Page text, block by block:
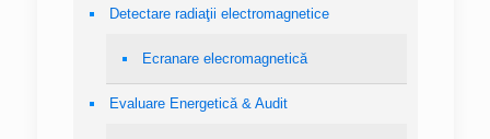
Detectare radiaţii electromagnetice
Ecranare elecromagnetică
Evaluare Energetică & Audit